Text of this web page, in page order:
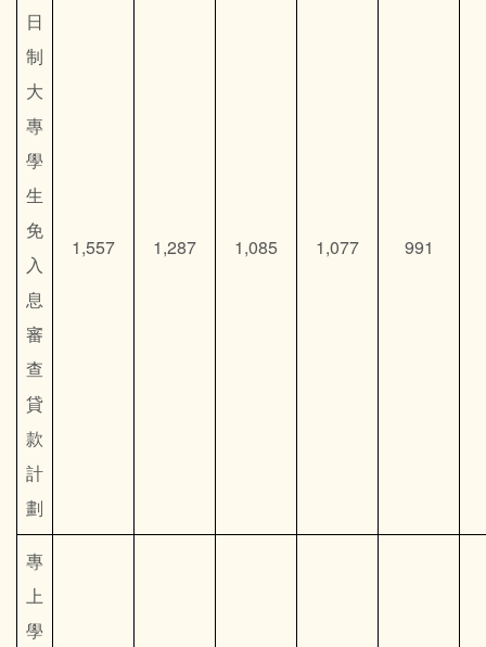
日
制
大
專
學
生
免
入
息
審
查
貸
款
計
劃
1,557 1,287 1,085 1,077 991
專
上
學